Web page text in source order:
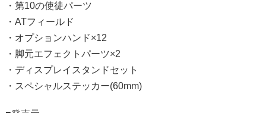
・第10の使徒パーツ
・ATフィールド
・オプションハンド×12
・脚元エフェクトパーツ×2
・ディスプレイスタンドセット
・スペシャルステッカー(60mm)